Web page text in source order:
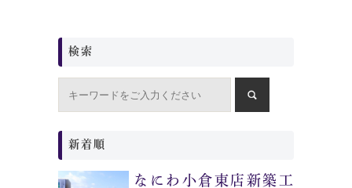
検索
新着順
なにわ小倉東店新築工